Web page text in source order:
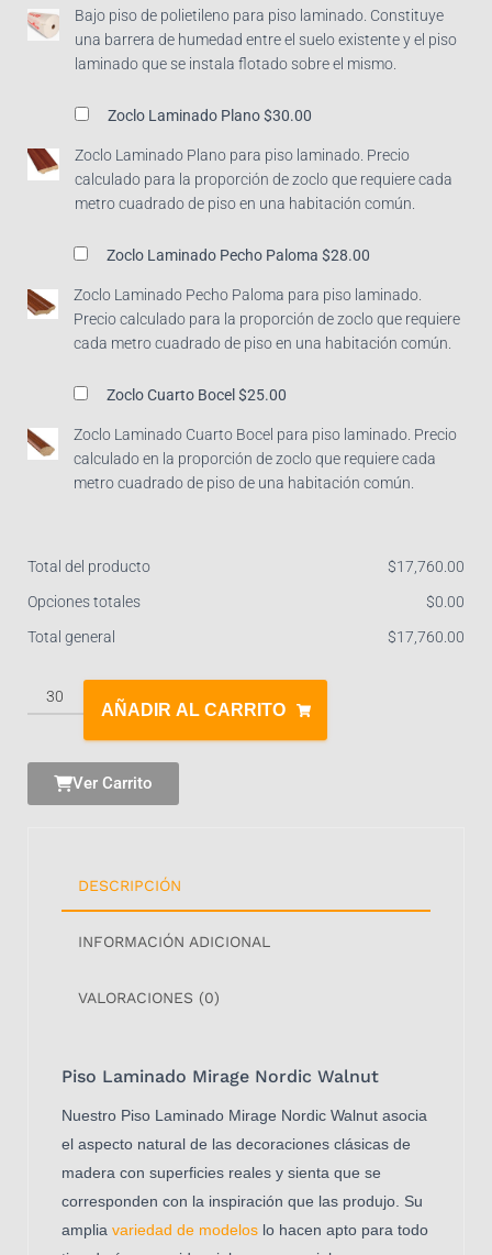
Bajo piso de polietileno para piso laminado. Constituye
una barrera de humedad entre el suelo existente y el piso
laminado que se instala flotado sobre el mismo.
Zoclo Laminado Plano$30.00
Zoclo Laminado Plano para piso laminado. Precio
calculado para la proporción de zoclo que requiere cada
metro cuadrado de piso en una habitación común.
Zoclo Laminado Pecho Paloma $28.00
Zoclo Laminado Pecho Paloma para piso laminado.
Precio calculado para la proporción de zoclo que requiere
cada metro cuadrado de piso en una habitación común.
Zoclo Cuarto Bocel $25.00
Zoclo Laminado Cuarto Bocel para piso laminado. Precio
calculado en la proporción de zoclo que requiere cada
metro cuadrado de piso de una habitación común.
Total del producto $‎17,760.00
Opciones totales
$‎0.00
Total general
$‎17,760.00
AÑADIR AL CARRITO
Ver Carrito
DESCRIPCIÓN
INFORMACIÓN ADICIONAL
VALORACIONES (0)
Piso Laminado Mirage Nordic Walnut
Nuestro Piso Laminado Mirage Nordic Walnut asocia
el aspecto natural de las decoraciones clásicas de
madera con superficies reales y sienta que se
corresponden con la inspiración que las produjo. Su
amplia variedad de modelos lo hacen apto para todo